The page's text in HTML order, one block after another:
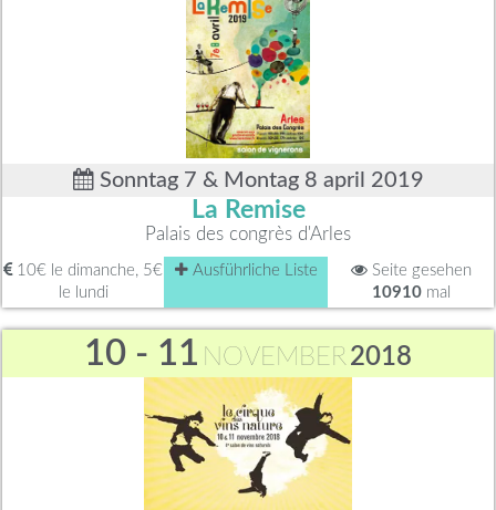
Sonntag 7 & Montag 8 april 2019
La Remise
Palais des congrès d'Arles
10€ le dimanche, 5€
le lundi
Ausführliche Liste
Seite gesehen
10910mal
10 - 11 NOVEMBER 2018